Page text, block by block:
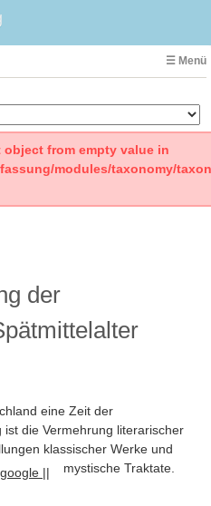
☰ Menü
from empty value in
modules/taxonomy/
der
eine Zeit der
die Vermehrung literarischer
klassischer Werke und
mystische Traktate
||